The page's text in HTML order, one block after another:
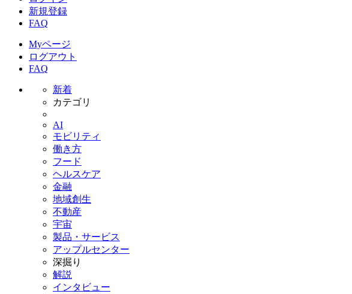
新規登録
FAQ
Myページ
ログアウト
FAQ
新着
カテゴリ
AI
モビリティ
働き方
フード
ヘルスケア
金融
地域創生
不動産
宇宙
製品・サービス
アップルセンター
深掘り
解説
インタビュー